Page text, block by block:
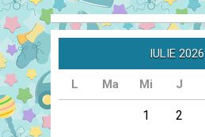
IULIE 2026
L Ma Mi J
1 2